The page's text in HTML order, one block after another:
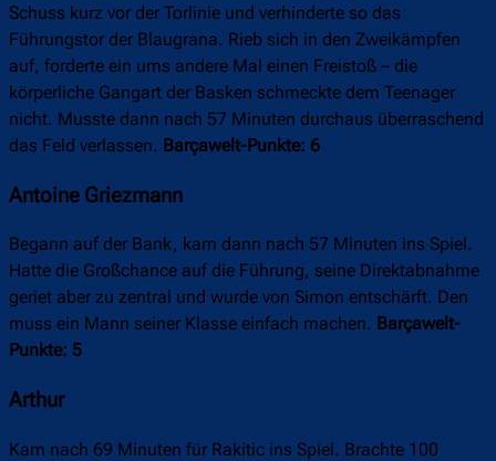
Schuss kurz vor der Torlinie und verhinderte so das
Führungstor der Blaugrana. Rieb sich in den Zweikämpfen
auf, forderte ein ums andere Mal einen Freistoß – die
körperliche Gangart der Basken schmeckte dem Teenager
nicht. Musste dann nach 57 Minuten durchaus überraschend
das Feld verlassen. Barçawelt-Punkte: 6
Antoine Griezmann
Begann auf der Bank, kam dann nach 57 Minuten ins Spiel.
Hatte die Großchance auf die Führung, seine Direktabnahme
geriet aber zu zentral und wurde von Simon entschärft. Den
muss ein Mann seiner Klasse einfach machen. Barçawelt-
Punkte: 5
Arthur
Kam nach 69 Minuten für Rakitic ins Spiel. Brachte 100